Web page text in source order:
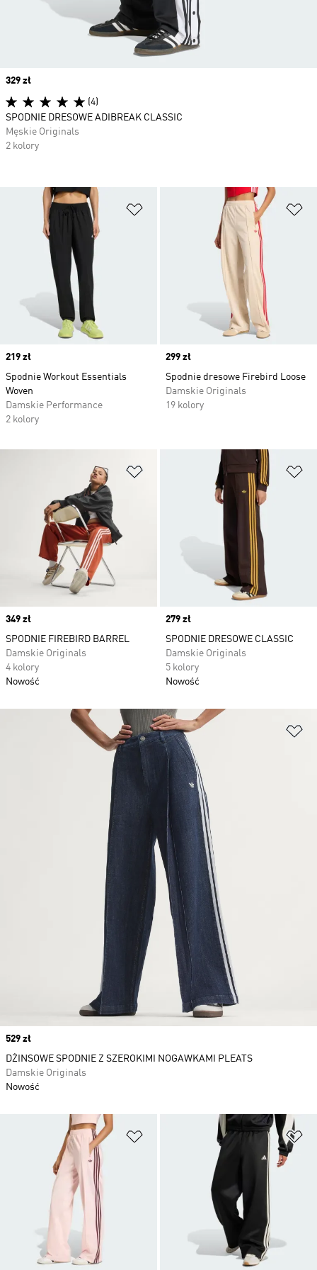
Dodaj do listy życzeń
Price
219 zł
Spodnie Workout Essentials
Woven
Damskie Performance
2 kolory
Price
299 zł
Spodnie dresowe Firebird Loose
Damskie Originals
19 kolory
Dodaj do listy życzeń
Price
349 zł
SPODNIE FIREBIRD BARREL
Damskie Originals
4 kolory
Nowość
Price
279 zł
SPODNIE DRESOWE CLASSIC
Damskie Originals
5 kolory
Nowość
Dodaj do listy życzeń
Price
529 zł
DŻINSOWE SPODNIE Z SZEROKIMI NOGAWKAMI PLEATS
Damskie Originals
Nowość
Price
329 zł
(4)
SPODNIE DRESOWE ADIBREAK CLASSIC
Męskie Originals
2 kolory